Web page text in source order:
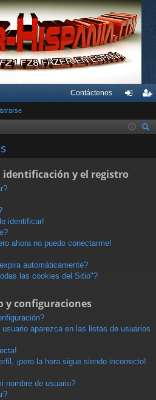
Contáctenos
nti ist
identificación y el registro
identificar!
ahora no puedo conectarme!
automáticamente?
las cookies del Sitio"?
y configuraciones
aparezca en las listas de usuarios
¡pero la hora sigue siendo incorrecto!
nombre de usuario?